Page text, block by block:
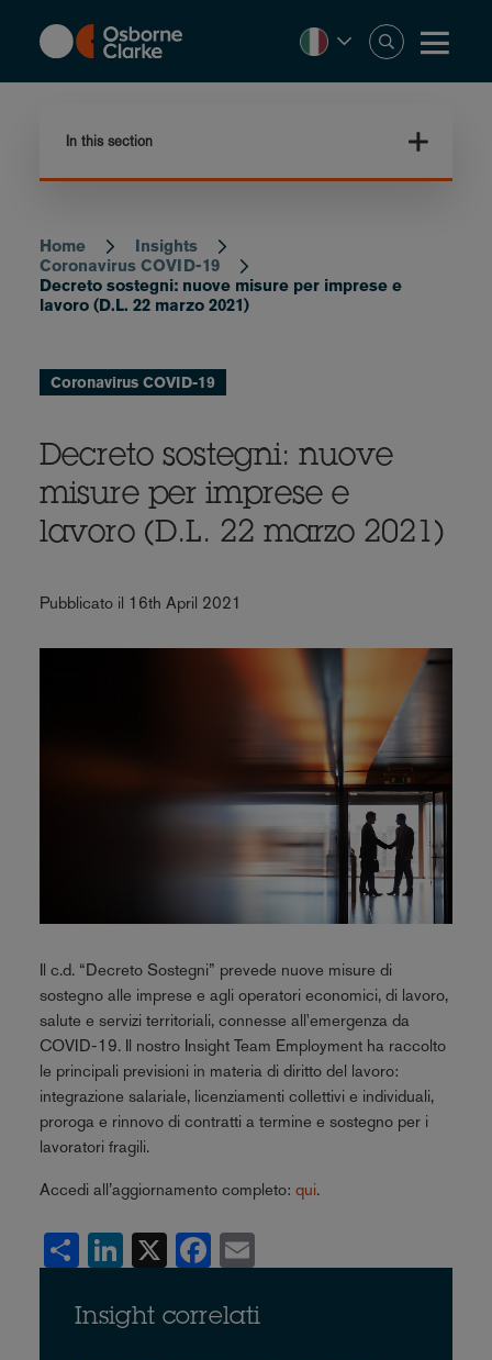
content
In this section
Breadcrumb
Home
Insights
Coronavirus COVID-19
Decreto sostegni: nuove misure per imprese e
lavoro (D.L. 22 marzo 2021)
Coronavirus COVID-19
Decreto sostegni: nuove
misure per imprese e
lavoro (D.L. 22 marzo 2021)
Pubblicato il 16th April 2021
Il c.d. “Decreto Sostegni” prevede nuove misure di
sostegno alle imprese e agli operatori economici, di lavoro,
salute e servizi territoriali, connesse all'emergenza da
COVID-19. Il nostro Insight Team Employment ha raccolto
le principali previsioni in materia di diritto del lavoro:
integrazione salariale, licenziamenti collettivi e individuali,
proroga e rinnovo di contratti a termine e sostegno per i
lavoratori fragili.
Accedi all’aggiornamento completo: qui.
Share LinkedIn Facebook
Insight correlati